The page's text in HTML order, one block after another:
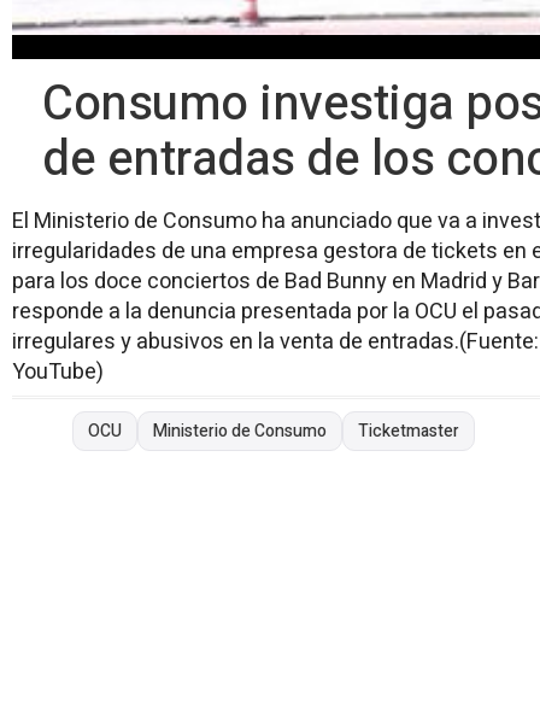
Consumo investiga
de entradas de los
El Ministerio de Consumo ha anunciado que va a
irregularidades de una empresa gestora de tickets en
para los doce conciertos de Bad Bunny en Madrid y
responde a la denuncia presentada por la OCU el
irregulares y abusivos en la venta de
YouTube)
OCU Ministerio de Consumo Ticketmaster